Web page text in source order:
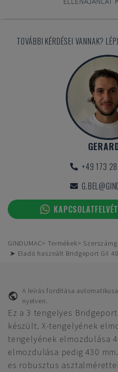
TOVÁBBI KÉRDÉSEI VANNAK?
+49 173
GINDUMAC Termékek
➤ Eladó használt Bridgeport GX
A leírás fordítása
nyelven.
Ez a 3 tengelyes
készült. X-tengelyének
tengelyének elmozdulása
elmozdulása pedig 430
es robusztus